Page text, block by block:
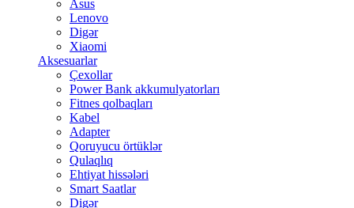
Asus
Lenovo
Digər
Xiaomi
Aksesuarlar
Çexollar
Power Bank akkumulyatorları
Fitnes qolbaqları
Kabel
Adapter
Qoruyucu örtüklər
Qulaqlıq
Ehtiyat hissələri
Smart Saatlar
Digər